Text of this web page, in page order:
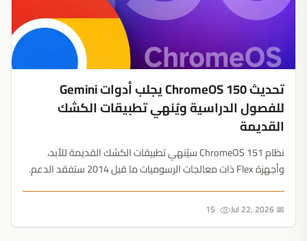
تحديث ChromeOS 150 يجلب أدوات Gemini
للفصول الدراسية ويُنهي تطبيقات الكشك
القديمة
نظام ChromeOS 151 سيُنهي تطبيقات الكشك القديمة للأبد،
وأجهزة Flex ذات معالجات الرسوميات ما قبل 2014 ستفقد الدعم.
الاصطناعي....📅 Jul 22, 2026